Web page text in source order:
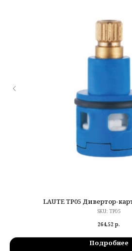
LAUTE TP05 Дивертор-
SKU: TP05
264,52 р.
Подробнее